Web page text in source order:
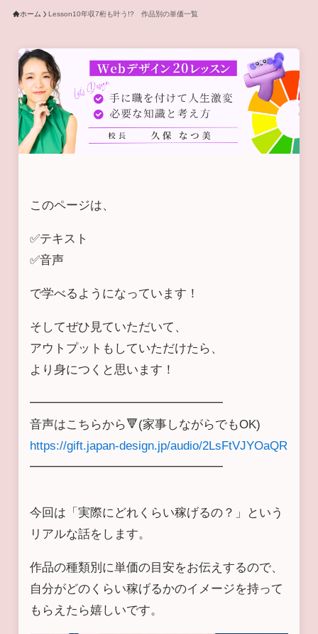
ホーム Lesson10年収7桁も叶う!? 作品別の単価一覧
このページは、
✅テキスト
✅音声
で学べるようになっています！
そしてぜひ見ていただいて、
アウトプットもしていただけたら、
より身につくと思います！
━━━━━━━━━━━━━━━━
音声はこちらから🔻(家事しながらでもOK)
https://gift.japan-design.jp/audio/2LsFtVJYOaQR
━━━━━━━━━━━━━━━━
今回は「実際にどれくらい稼げるの？」という
リアルな話をします。
作品の種類別に単価の目安をお伝えするので、
自分がどのくらい稼げるかのイメージを持って
もらえたら嬉しいです。